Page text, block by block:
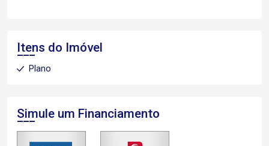
Itens do Imóvel
Plano
Simule um Financiamento